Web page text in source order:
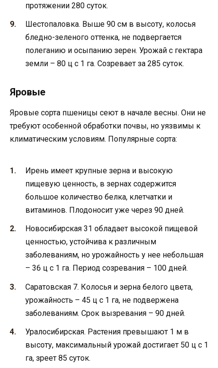
протяжении 280 суток.
Шестопаловка. Выше 90 см в высоту, колосья
бледно-зеленого оттенка, не подвергается
полеганию и осыпанию зерен. Урожай с гектара
земли – 80 ц с 1 га. Созревает за 285 суток.
Яровые
Яровые сорта пшеницы сеют в начале весны. Они не
требуют особенной обработки почвы, но уязвимы к
климатическим условиям. Популярные сорта:
Ирень имеет крупные зерна и высокую
пищевую ценность, в зернах содержится
большое количество белка, клетчатки и
витаминов. Плодоносит уже через 90 дней.
Новосибирская 31 обладает высокой пищевой
ценностью, устойчива к различным
заболеваниям, но урожайность у нее небольшая
– 36 ц с 1 га. Период созревания – 100 дней.
Саратовская 7. Колосья и зерна белого цвета,
урожайность – 45 ц с 1 га, не подвержена
заболеваниям. Срок вызревания – 90 дней.
Уралосибирская. Растения превышают 1 м в
высоту, максимальный урожай достигает 50 ц с 1
га, зреет 85 суток.